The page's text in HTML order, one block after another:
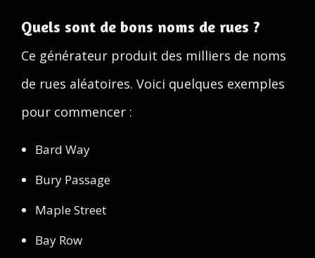
Quels sont de bons noms de rues ?
Ce générateur produit des milliers de noms
de rues aléatoires. Voici quelques exemples
pour commencer :
Bard Way
Bury Passage
Maple Street
Bay Row